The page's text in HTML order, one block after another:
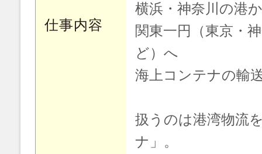
仕事内容
横浜・神奈川の港
関東一円（東京・
ど）へ
海上コンテナの輸
扱うのは港湾物流
ナ」。